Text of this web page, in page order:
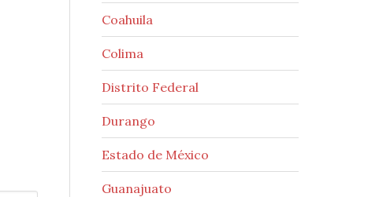
Coahuila
Colima
Distrito Federal
Durango
Estado de México
Guanajuato